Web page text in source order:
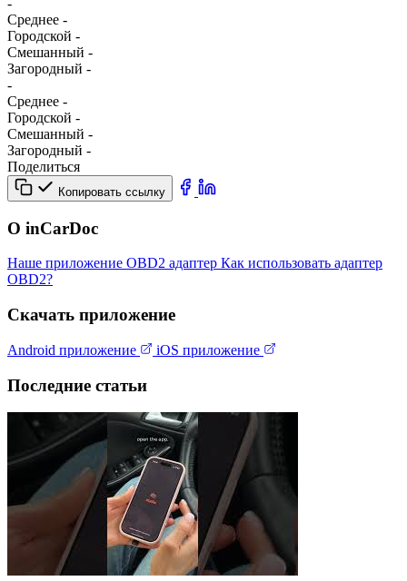
-
Среднее -
Городской -
Смешанный -
Загородный -
-
Среднее -
Городской -
Смешанный -
Загородный -
Поделиться
Копировать ссылку
О inCarDoc
Наше приложение OBD2 адаптер Как использовать адаптер
OBD2?
Скачать приложение
Android приложение iOS приложение
Последние статьи